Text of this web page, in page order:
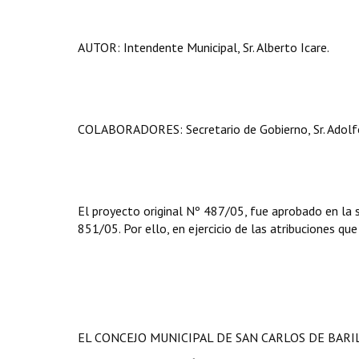
AUTOR: Intendente Municipal, Sr. Alberto Icare.
COLABORADORES: Secretario de Gobierno, Sr.
El proyecto original Nº 487/05, fue aprobado en la
851/05. Por ello, en ejercicio de las atribuciones
EL CONCEJO MUNICIPAL DE SAN CARLOS DE